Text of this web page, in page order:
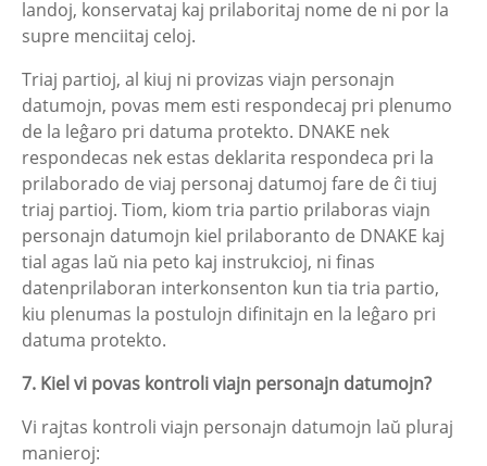
landoj, konservataj kaj prilaboritaj nome de ni por la
supre menciitaj celoj.
Triaj partioj, al kiuj ni provizas viajn personajn
datumojn, povas mem esti respondecaj pri plenumo
de la leĝaro pri datuma protekto. DNAKE nek
respondecas nek estas deklarita respondeca pri la
prilaborado de viaj personaj datumoj fare de ĉi tiuj
triaj partioj. Tiom, kiom tria partio prilaboras viajn
personajn datumojn kiel prilaboranto de DNAKE kaj
tial agas laŭ nia peto kaj instrukcioj, ni finas
datenprilaboran interkonsenton kun tia tria partio,
kiu plenumas la postulojn difinitajn en la leĝaro pri
datuma protekto.
7. Kiel vi povas kontroli viajn personajn datumojn?
Vi rajtas kontroli viajn personajn datumojn laŭ pluraj
manieroj: